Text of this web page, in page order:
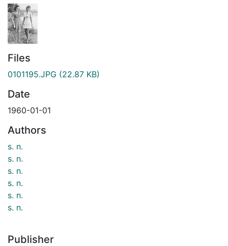
Files
0101195.JPG (22.87 KB)
Date
1960-01-01
Authors
s. n.
s. n.
s. n.
s. n.
s. n.
s. n.
Publisher